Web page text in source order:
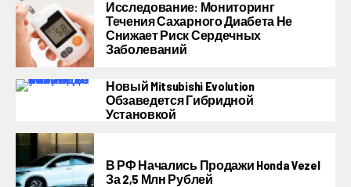
Исследование: Мониторинг
Течения Сахарного Диабета Не
Снижает Риск Сердечных
Заболеваний
Новый Mitsubishi Evolution
Обзаведется Гибридной
Установкой
В РФ Начались Продажи Honda Vezel
За 2,5 Млн Рублей